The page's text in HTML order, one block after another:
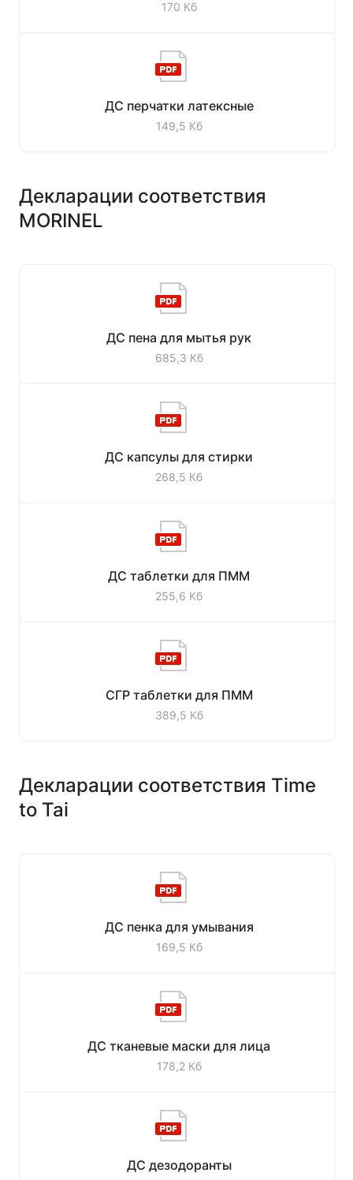
170 Кб
ДС перчатки латексные
149,5 Кб
Декларации соответствия
MORINEL
ДС пена для мытья рук
685,3 Кб
ДС капсулы для стирки
268,5 Кб
ДС таблетки для ПММ
255,6 Кб
СГР таблетки для ПММ
389,5 Кб
Декларации соответствия Time
to Tai
ДС пенка для умывания
169,5 Кб
ДС тканевые маски для лица
178,2 Кб
ДС дезодоранты